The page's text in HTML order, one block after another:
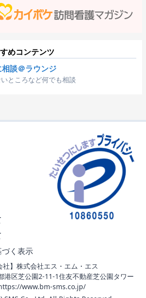
めコンテンツ
談＠ラウンジ
ところなど何でも相談
く表示
社】株式会社エス・エム・エス
区芝公園2-11-1住友不動産芝公園タワー
www.bm-sms.co.jp/